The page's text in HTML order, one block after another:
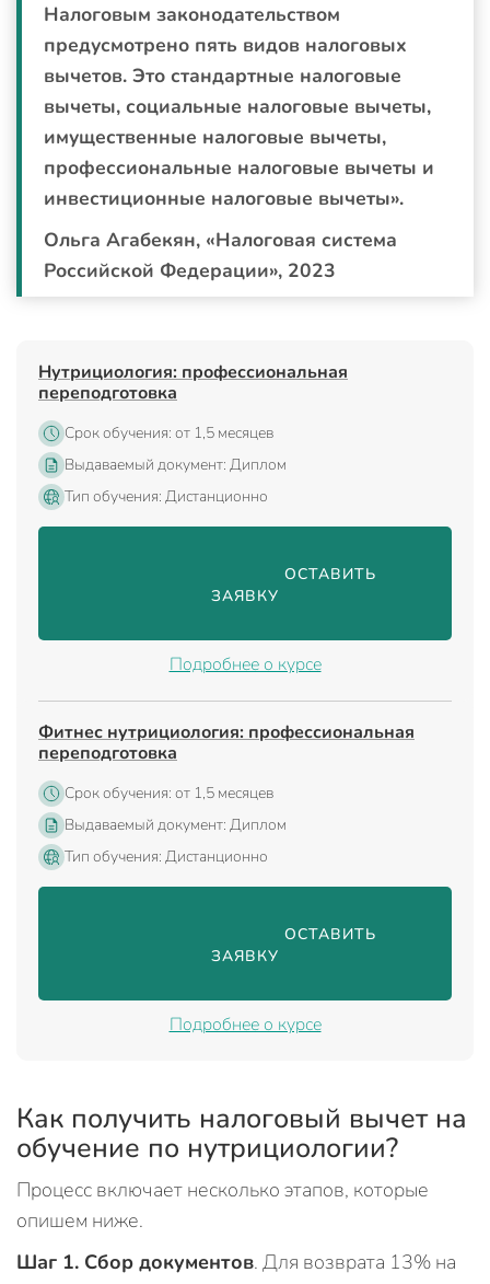
Налоговым законодательством
предусмотрено пять видов налоговых
вычетов. Это стандартные налоговые
вычеты, социальные налоговые вычеты,
имущественные налоговые вычеты,
профессиональные налоговые вычеты и
инвестиционные налоговые вычеты».
Ольга Агабекян, «Налоговая система
Российской Федерации», 2023
Нутрициология: профессиональная
переподготовка
Срок обучения: от 1,5 месяцев
Выдаваемый документ: Диплом
Тип обучения: Дистанционно
                                ОСТАВИТЬ
ЗАЯВКУ
Подробнее о курсе
Фитнес нутрициология: профессиональная
переподготовка
Срок обучения: от 1,5 месяцев
Выдаваемый документ: Диплом
Тип обучения: Дистанционно
                                ОСТАВИТЬ
ЗАЯВКУ
Подробнее о курсе
Как получить налоговый вычет на
обучение по нутрициологии?
Процесс включает несколько этапов, которые
опишем ниже.
Шаг 1. Сбор документов. Для возврата 13% на